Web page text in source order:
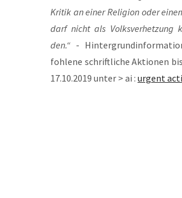
Kri­tik an einer Reli­gi­on oder
darf nicht als Volks­ver­het­zung
den.“ -
foh­le­ne schrift­li­che Aktio­nen
17.10.2019 unter > ai : urgent